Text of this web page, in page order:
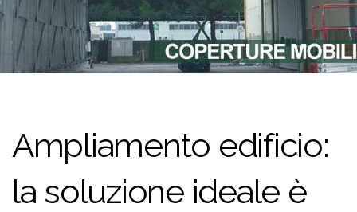
Ampliamento edificio:
la soluzione ideale è